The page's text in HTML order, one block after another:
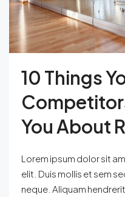
10 Things
You About
Lorem ipsum dolor sit
elit. Duis mollis et sem
neque. Aliquam